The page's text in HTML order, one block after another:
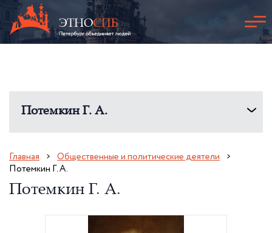
Потемкин Г. А.
Главная
Общественные и политические деятели
Потемкин Г. А.
Потемкин Г. А.